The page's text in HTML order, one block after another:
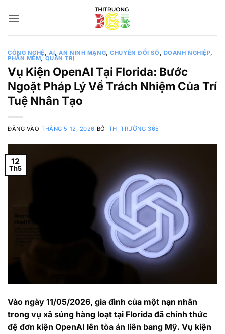
qua
CÔNG NGHỆ,AI,AN NINH MẠNG,CHUYỂN ĐỔI SỐ , DOANH NGHIỆP,
PHẦN MỀM, QUẢN TRỊ
Vụ Kiện OpenAI Tại Florida: Bước
Ngoặt Pháp Lý Về Trách Nhiệm Của Trí
Tuệ Nhân Tạo
ĐĂNG VÀOTHÁNG 5 12, 2026 BỞI THỊ TRƯỜNG 365
12
Th5
Vào ngày 11/05/2026, gia đình của một nạn nhân
trong vụ xả súng hàng loạt tại Florida đã chính thức
đệ đơn kiện OpenAI lên tòa án liên bang Mỹ. Vụ kiện